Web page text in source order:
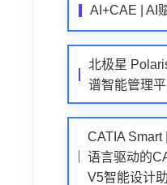
AI+CAE | AI
北极星
谱智能管理
CATIA Smart
语言驱动的
V5智能设计